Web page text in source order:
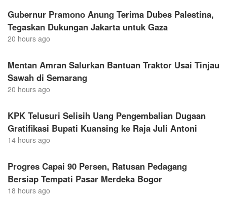
Gubernur Pramono Anung Terima Dubes Palestina,
Tegaskan Dukungan Jakarta untuk Gaza
20 hours ago
Mentan Amran Salurkan Bantuan Traktor Usai Tinjau
Sawah di Semarang
20 hours ago
KPK Telusuri Selisih Uang Pengembalian Dugaan
Gratifikasi Bupati Kuansing ke Raja Juli Antoni
14 hours ago
Progres Capai 90 Persen, Ratusan Pedagang
Bersiap Tempati Pasar Merdeka Bogor
18 hours ago